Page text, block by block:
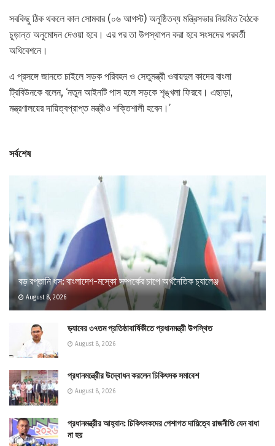
সবকিছু ঠিক থকলে কাল সোমবার (০৬ আগস্ট) অনুষ্ঠিতব্য মন্ত্রিসভার নিয়মিত বৈঠকে
চূড়ান্ত অনুমোদন দেওয়া হবে। এর পর তা উপস্থাপন করা হবে সংসদের পরবর্তী
অধিবেশনে।
এ প্রসঙ্গে জানতে চাইলে সড়ক পরিবহন ও সেতুমন্ত্রী ওবায়দুল কাদের বাংলা
ট্রিবিউনকে বলেন, ‘নতুন আইনটি পাস হলে সড়কে শৃঙ্খলা ফিরবে। এছাড়া,
মন্ত্রণালয়ের দায়িত্বপ্রাপ্ত মন্ত্রীও শক্তিশালী হবেন।’
সর্বশেষ
বড় রপ্তানি ধস: বাংলাদেশ-মস্কো সম্পর্কের চাপে অর্থনৈতিক চ্যালেঞ্জ
August 8, 2026
ড্যাবের ৩৭তম প্রতিষ্ঠাবার্ষিকীতে প্রধানমন্ত্রী উপস্থিত
August 8, 2026
প্রধানমন্ত্রীের উদ্বোধন করলেন চিকিৎসক সমাবেশ
August 8, 2026
প্রধানমন্ত্রীর আহ্বান: চিকিৎসকদের পেশাগত দায়িত্বে রাজনীতি যেন বাধা
না হয়